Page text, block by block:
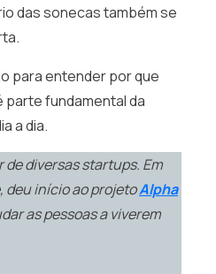
das sonecas também se
para entender por que
fundamental da
a dia.
diversas startups. Em
deu início ao projetoAlpha
as pessoas a viverem